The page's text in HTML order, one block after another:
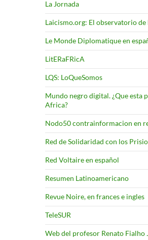
La Jornada
Laicismo.org: El observatorio de
Le Monde Diplomatique en
LitERaFRicA
LQS: LoQueSomos
Mundo negro digital. ¿Que esta
Africa?
Nodo50 contrainformacion en
Red de Solidaridad con los
Red Voltaire en español
Resumen Latinoamericano
Revue Noire, en frances e ingles
TeleSUR
Web del profesor Renato Fialho